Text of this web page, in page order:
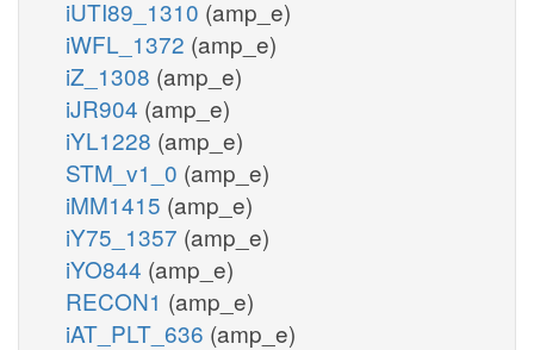
iUTI89_1310 (amp_e)
iWFL_1372 (amp_e)
iZ_1308 (amp_e)
iJR904 (amp_e)
iYL1228 (amp_e)
STM_v1_0 (amp_e)
iMM1415 (amp_e)
iY75_1357 (amp_e)
iYO844 (amp_e)
RECON1 (amp_e)
iAT_PLT_636 (amp_e)